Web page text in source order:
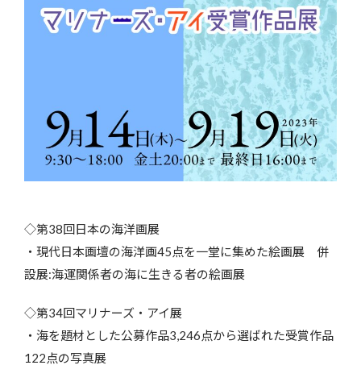
◇第38回日本の海洋画展
・現代日本画壇の海洋画45点を一堂に集めた絵画展 併
設展:海運関係者の海に生きる者の絵画展
◇第34回マリナーズ・アイ展
・海を題材とした公募作品3,246点から選ばれた受賞作品
122点の写真展